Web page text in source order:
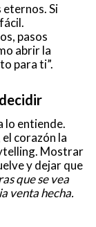
Si
pasos
abrir la
para ti”.
lo entiende.
corazón la
Mostrar
y dejar que
que se vea
venta hecha.